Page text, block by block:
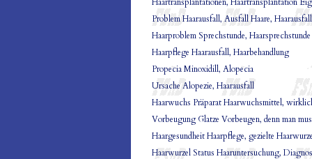
Problem Haarausfall, Ausfall Haare, Haarausfall
Haarproblem Sprechstunde, Haarsprechstunde
Haarpflege Haarausfall, Haarbehandlung
Propecia Minoxidill, Alopecia
Ursache Alopezie, Haarausfall
Haarwuchs Präparat Haarwuchsmittel,
Vorbeugung Glatze Vorbeugen, denn man
Haargesundheit Haarpflege, gezielte
Haarwurzel Status Haaruntersuchung,